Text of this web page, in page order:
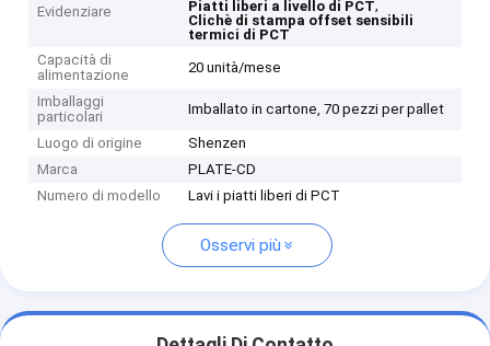
Evidenziare
Piatti liberi a livello di PCT,
Clichè di stampa offset sensibili
termici di PCT
Capacità di
alimentazione
20 unità/mese
Imballaggi
particolari
Imballato in cartone, 70 pezzi per pallet
Luogo di origine
Shenzen
Marca
PLATE-CD
Numero di modello
Lavi i piatti liberi di PCT
Osservi più